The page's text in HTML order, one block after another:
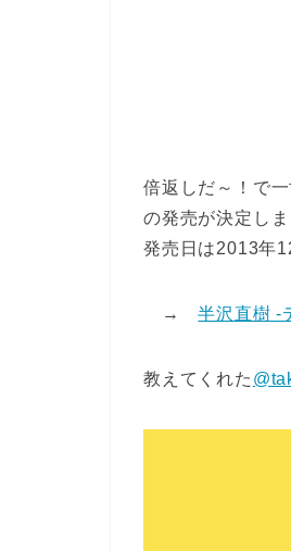
倍返しだ～！で
の発売が決定しま
発売日は2013年
→半沢直樹 -
教えてくれた